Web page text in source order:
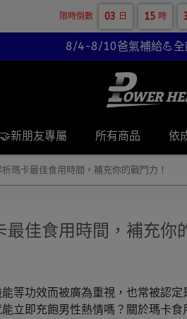
限時倒數 03 日 15 時
8/4-8/10爸氣補給💪全
🤝新朋友專屬 所有商品 依
瑪卡最佳食用時間，補充你的戰鬥力！
佳食用時間，補充你
等功效而被廣為重視，也常被認定
立即充飽男性熱情嗎？關於瑪卡